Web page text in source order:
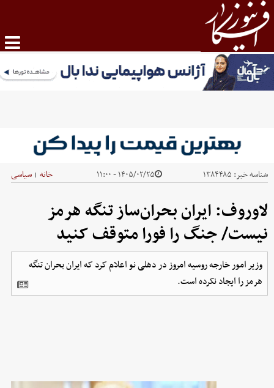
شناسه خبر: ۱۳۸۴۴۸۵ ۱۴۰۵/۰۲/۲۵ - ۱۱:۰۰ خانه | سیاسی
لاوروف: ایران بحران‌ساز تنگه هرمز
نیست/ جنگ را فورا متوقف کنید
وزیر امور خارجه روسیه امروز در دهلی نو اعلام کرد که ایران بحران تنگه
هرمز را ایجاد نکرده است.